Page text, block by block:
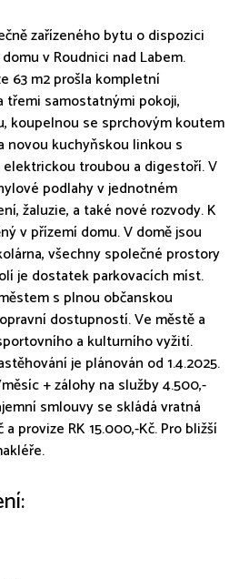
zařízeného bytu o dispozici
v Roudnici nad Labem.
63 m2 prošla kompletní
samostatnými pokoji,
koupelnou se sprchovým koutem
novou kuchyňskou linkou s
troubou a digestoří. V
podlahy v jednotném
žaluzie, a také nové rozvody. K
v přízemí domu. V domě jsou
všechny společné prostory
je dostatek parkovacích míst.
s plnou občanskou
dostupností. Ve městě a
a kulturního vyžití.
je plánován od 1.4.2025.
+ zálohy na služby 4.500,-
smlouvy se skládá vratná
provize RK 15.000,-Kč. Pro bližší